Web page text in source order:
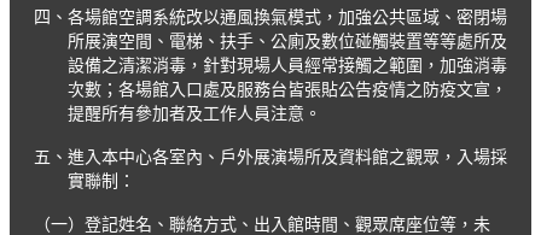
四、各場館空調系統改以通風換氣模式，加強公共區域、密閉場
所展演空間、電梯、扶手、公廁及數位碰觸裝置等等處所及
設備之清潔消毒，針對現場人員經常接觸之範圍，加強消毒
次數；各場館入口處及服務台皆張貼公告疫情之防疫文宣，
提醒所有參加者及工作人員注意。
五、進入本中心各室內、戶外展演場所及資料館之觀眾，入場採
實聯制：
（一）登記姓名、聯絡方式、出入館時間、觀眾席座位等，未